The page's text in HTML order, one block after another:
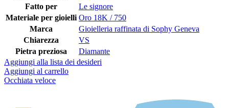
Fatto per
Le signore
Materiale per gioielli Oro 18K / 750
Marca
Gioielleria raffinata di Sophy Geneva
Chiarezza
VS
Pietra preziosa
Diamante
Aggiungi alla lista dei desideri
Aggiungi al carrello
Occhiata veloce